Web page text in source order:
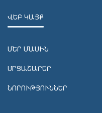
ՎԵԲ ԿԱՅՔ
ՄԵՐ ՄԱՍԻՆ
ՄՐՑԱՇԱՐԵՐ
ՆՈՐՈՒԹՅՈՒՆՆԵՐ